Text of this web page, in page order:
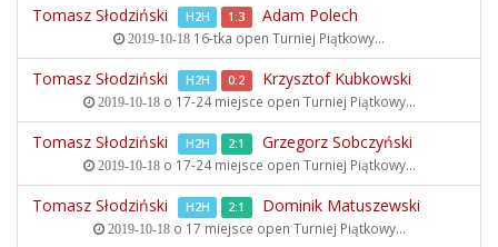
Tomasz Słodziński H2H 1:3 Adam Polech
2019-10-18 16-tka open Turniej Piątkowy...
Tomasz Słodziński H2H 0:2 Krzysztof Kubkowski
2019-10-18o 17-24 miejsce open Turniej Piątkowy...
Tomasz Słodziński H2H 2:1 Grzegorz Sobczyński
2019-10-18o 17-24 miejsce open Turniej Piątkowy...
Tomasz Słodziński H2H 2:1 Dominik Matuszewski
2019-10-18o 17 miejsce open Turniej Piątkowy...